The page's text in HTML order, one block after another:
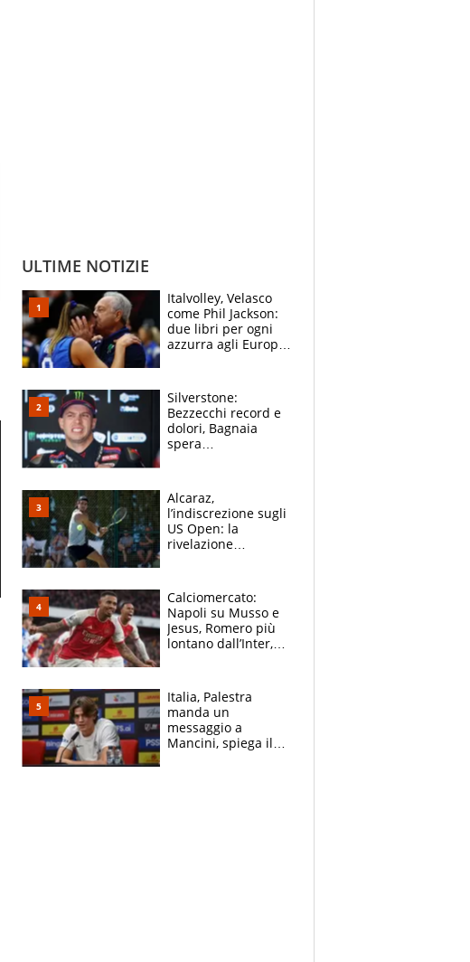
ULTIME NOTIZIE
Italvolley, Velasco
come Phil Jackson:
due libri per ogni
azzurra agli Europei.
Silverstone:
Bezzecchi record e
dolori, Bagnaia
spera
e vota Aprilia
Alcaraz,
l’indiscrezione sugli
US Open: la
rivelazione
B. Rune verso la
rinuncia
Calciomercato:
Napoli su Musso e
Jesus, Romero più
lontano dall’Inter,
tabellone
Italia, Palestra
manda un
messaggio a
Mancini, spiega il